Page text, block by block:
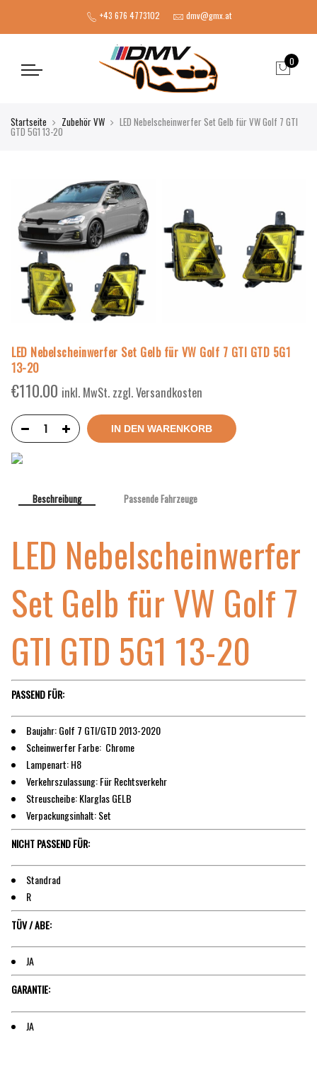
+43 676 4773102 dmv@gmx.at
0
Startseite Zubehör VW LED Nebelscheinwerfer Set Gelb für VW Golf 7 GTI
GTD 5G1 13-20
LED Nebelscheinwerfer Set Gelb für VW Golf 7 GTI GTD 5G1
13-20
€110.00 inkl. MwSt. zzgl. Versandkosten
IN DEN WARENKORB
Beschreibung Passende Fahrzeuge
LED Nebelscheinwerfer
Set Gelb für VW Golf 7
GTI GTD 5G1 13-20
PASSEND FÜR:
Baujahr: Golf 7 GTI/GTD 2013-2020
Scheinwerfer Farbe: Chrome
Lampenart: H8
Verkehrszulassung: Für Rechtsverkehr
Streuscheibe: Klarglas GELB
Verpackungsinhalt: Set
NICHT PASSEND FÜR:
Standrad
R
TÜV / ABE:
JA
GARANTIE:
JA